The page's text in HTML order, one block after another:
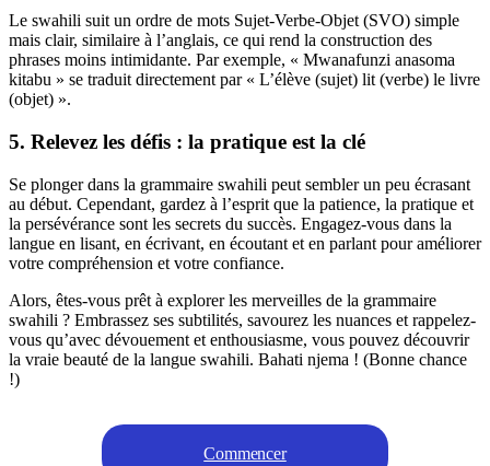
Le swahili suit un ordre de mots Sujet-Verbe-Objet (SVO) simple
mais clair, similaire à l’anglais, ce qui rend la construction des
phrases moins intimidante. Par exemple, « Mwanafunzi anasoma
kitabu » se traduit directement par « L’élève (sujet) lit (verbe) le livre
(objet) ».
5. Relevez les défis : la pratique est la clé
Se plonger dans la grammaire swahili peut sembler un peu écrasant
au début. Cependant, gardez à l’esprit que la patience, la pratique et
la persévérance sont les secrets du succès. Engagez-vous dans la
langue en lisant, en écrivant, en écoutant et en parlant pour améliorer
votre compréhension et votre confiance.
Alors, êtes-vous prêt à explorer les merveilles de la grammaire
swahili ? Embrassez ses subtilités, savourez les nuances et rappelez-
vous qu’avec dévouement et enthousiasme, vous pouvez découvrir
la vraie beauté de la langue swahili. Bahati njema ! (Bonne chance
!)
Commencer